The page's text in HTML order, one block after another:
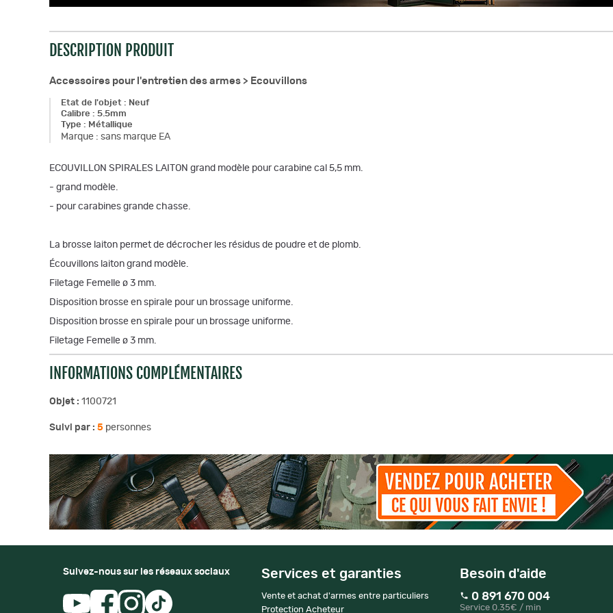
DESCRIPTION PRODUIT
Accessoires pour l'entretien des armes > Ecouvillons
Etat de l'objet : Neuf
Calibre : 5.5mm
Type : Métallique
Marque : sans marque EA
ECOUVILLON SPIRALES LAITON grand modèle pour carabine cal 5,5 mm.
- grand modèle.
- pour carabines grande chasse.
La brosse laiton permet de décrocher les résidus de poudre et de plomb.
Écouvillons laiton grand modèle.
Filetage Femelle ø 3 mm.
Disposition brosse en spirale pour un brossage uniforme.
Disposition brosse en spirale pour un brossage uniforme.
Filetage Femelle ø 3 mm.
INFORMATIONS COMPLÉMENTAIRES
Objet : 1100721
Suivi par : 5 personnes
Suivez-nous sur les réseaux sociaux Services et garanties
Vente et achat d'armes entre particuliers
Protection Acheteur
Besoin d'aide
0 891 670 004
Service 0.35€ / min